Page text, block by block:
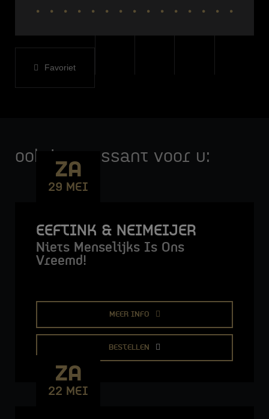
Favoriet
ook interessant voor u:
ZA
29 MEI
EEFTINK & NEIMEIJER
Niets Menselijks Is Ons
Vreemd!
MEER INFO
BESTELLEN
ZA
22 MEI